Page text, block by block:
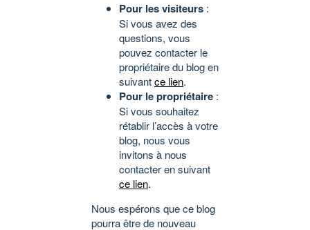
Pour les visiteurs :
Si vous avez des
questions, vous
pouvez contacter le
propriétaire du blog en
suivantce lien.
Pour le propriétaire :
Si vous souhaitez
rétablir l’accès à votre
blog, nous vous
invitons à nous
contacter en suivant
ce lien.
Nous espérons que ce blog
pourra être de nouveau